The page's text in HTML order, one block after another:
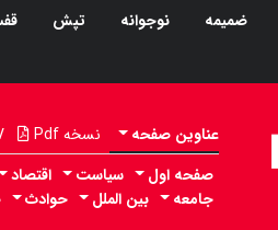
ضمیمه نوجوانه تپش
عناوین صفحه نسخه Pdf /
صفحه اول سیاست اقتصاد
جامعه
بین الملل حوادث